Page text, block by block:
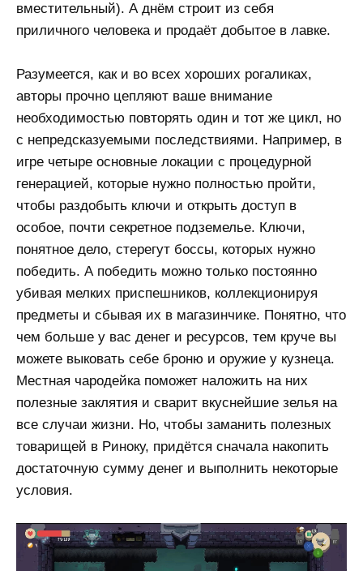
вместительный). А днём строит из себя
приличного человека и продаёт добытое в лавке.
Разумеется, как и во всех хороших рогаликах,
авторы прочно цепляют ваше внимание
необходимостью повторять один и тот же цикл, но
с непредсказуемыми последствиями. Например, в
игре четыре основные локации с процедурной
генерацией, которые нужно полностью пройти,
чтобы раздобыть ключи и открыть доступ в
особое, почти секретное подземелье. Ключи,
понятное дело, стерегут боссы, которых нужно
победить. А победить можно только постоянно
убивая мелких приспешников, коллекционируя
предметы и сбывая их в магазинчике. Понятно, что
чем больше у вас денег и ресурсов, тем круче вы
можете выковать себе броню и оружие у кузнеца.
Местная чародейка поможет наложить на них
полезные заклятия и сварит вкуснейшие зелья на
все случаи жизни. Но, чтобы заманить полезных
товарищей в Риноку, придётся сначала накопить
достаточную сумму денег и выполнить некоторые
условия.